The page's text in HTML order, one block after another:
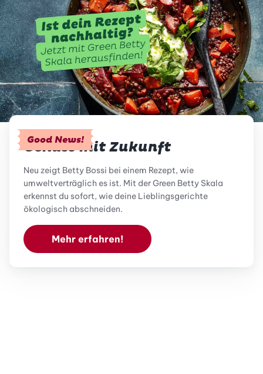
Good News!
Genuss mit Zukunft
Neu zeigt Betty Bossi bei einem Rezept, wie
umweltverträglich es ist. Mit der Green Betty Skala
erkennst du sofort, wie deine Lieblingsgerichte
ökologisch abschneiden.
Mehr erfahren!